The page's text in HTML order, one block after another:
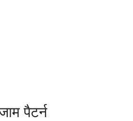
पैटर्न